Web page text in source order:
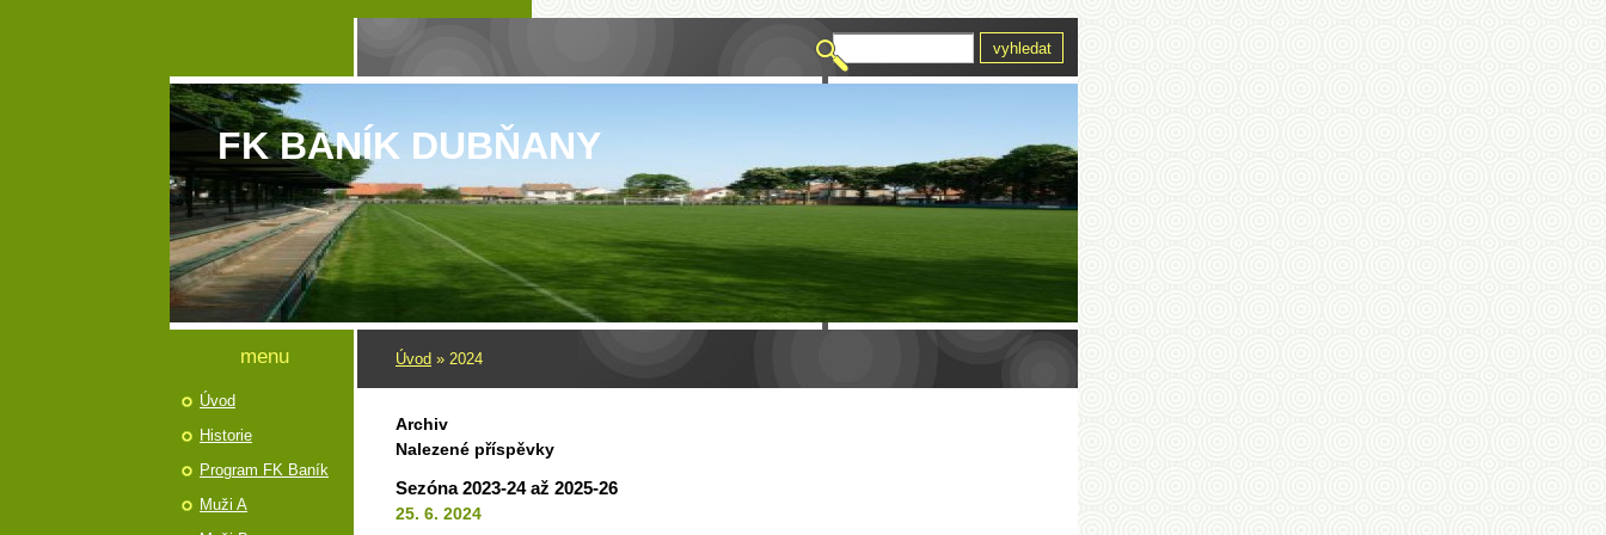
FK BANÍK DUBŇANY
Úvod » 2024
Archiv
Nalezené příspěvky
Sezóna 2023-24 až 2025-26
25. 6. 2024
menu
Úvod
Historie
Program FK Baník
Muži A